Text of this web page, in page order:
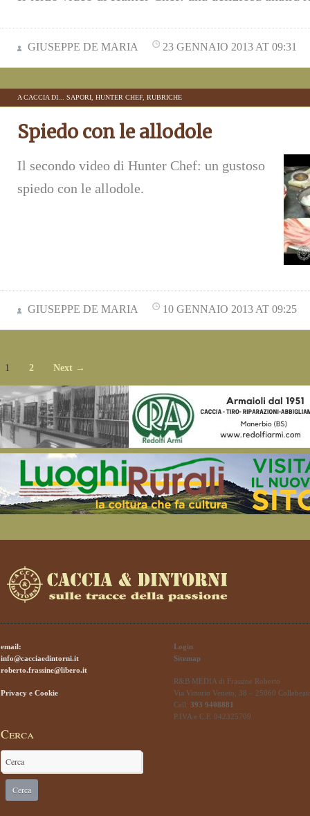
GIUSEPPE DE MARIA 23 GENNAIO 2013 AT 09:31
A CACCIA DI... SAPORI HUNTER CHEF, RUBRICHE
Spiedo con le allodole
Il secondo video di Hunter Chef: un gustoso
spiedo con le allodole.
GIUSEPPE DE MARIA 10 GENNAIO 2013 AT 09:25
1 2 Next →
email:
info@cacciaedintorni.it
roberto.frassine@libero.it
Privacy e Cookie
Cerca
Login
Sitemap
R&B MEDIA di Frassine Roberto
Via Vittorio Veneto, 38 – 25060
Cell. 393 9408881
P.IVA e C.F. 042325709